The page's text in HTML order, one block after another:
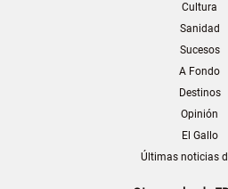
Cultura
Sanidad
Sucesos
A Fondo
Destinos
Opinión
El Gallo
Últimas noticias